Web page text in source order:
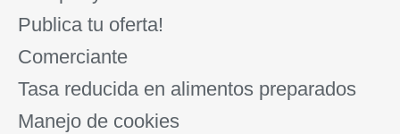
Publica tu oferta!
Comerciante
Tasa reducida en alimentos preparados
Manejo de cookies